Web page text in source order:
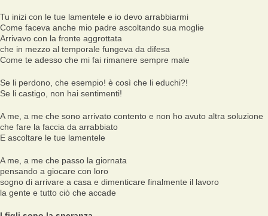
Tu inizi con le tue lamentele e io devo arrabbiarmi
Come faceva anche mio padre ascoltando sua moglie
Arrivavo con la fronte aggrottata
che in mezzo al temporale fungeva da difesa
Come te adesso che mi fai rimanere sempre male
Se li perdono, che esempio! è così che li educhi?!
Se li castigo, non hai sentimenti!
A me, a me che sono arrivato contento e non ho avuto altra soluzione
che fare la faccia da arrabbiato
E ascoltare le tue lamentele
A me, a me che passo la giornata
pensando a giocare con loro
sogno di arrivare a casa e dimenticare finalmente il lavoro
la gente e tutto ciò che accade